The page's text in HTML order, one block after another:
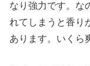
なり強力です。な
れてしまうと香り
あります。いくら